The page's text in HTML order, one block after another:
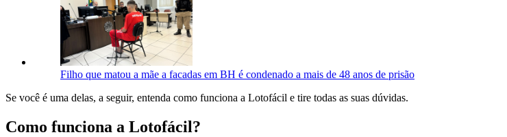
Filho que matou a mãe a facadas em BH é condenado a mais de 48 anos de prisão
Se você é uma delas, a seguir, entenda como funciona a Lotofácil e tire todas as suas dúvidas.
Como funciona a Lotofácil?